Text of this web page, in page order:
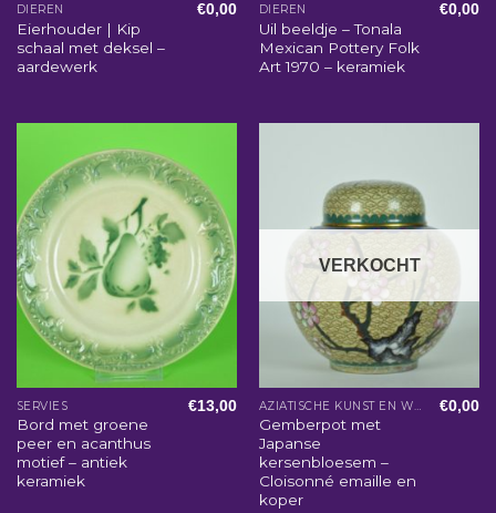
DIEREN
Eierhouder | Kip
schaal met deksel –
aardewerk
€0,00 DIEREN
Uil beeldje – Tonala
Mexican Pottery Folk
Art 1970 – keramiek
€0,00
SERVIES
Bord met groene
peer en acanthus
motief – antiek
keramiek
€13,00
VERKOCHT
Gemberpot met
Japanse
kersenbloesem –
Cloisonné emaille en
koper
€0,00